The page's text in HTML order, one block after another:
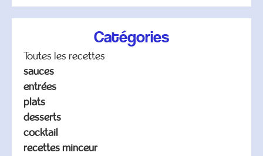
Catégories
Toutes les recettes
sauces
entrées
plats
desserts
cocktail
recettes minceur